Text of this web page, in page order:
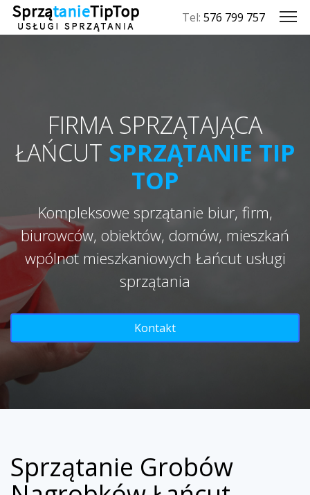
Tel: 576 799 757
FIRMA SPRZĄTAJĄCA
ŁAŃCUT SPRZĄTANIE TIP
TOP
Kompleksowe sprzątanie biur, firm,
biurowców, obiektów, domów, mieszkań
wpólnot mieszkaniowych Łańcut usługi
sprzątania
Kontakt
Sprzątanie Grobów